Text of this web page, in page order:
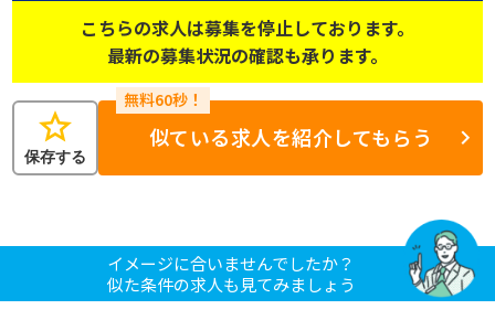
こちらの求人は募集を停止しております。
最新の募集状況の確認も承ります。
star
保存する
似ている求人を紹介してもらう
イメージに合いませんでしたか？
似た条件の求人も見てみましょう